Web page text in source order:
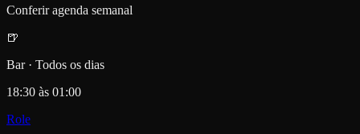
Conferir agenda semanal
🍺
Bar · Todos os dias
18:30 às 01:00
Role